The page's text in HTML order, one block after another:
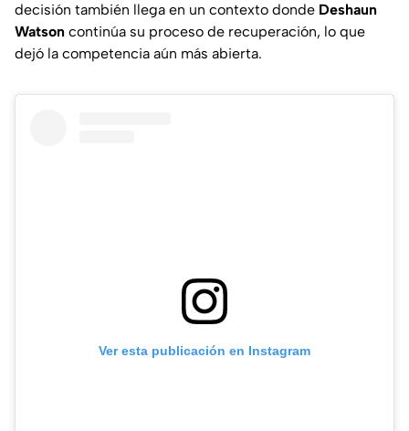
decisión también llega en un contexto donde Deshaun
Watson continúa su proceso de recuperación, lo que
dejó la competencia aún más abierta.
Ver esta publicación en Instagram